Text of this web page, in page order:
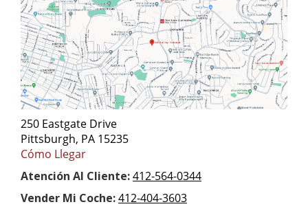
250 Eastgate Drive
Pittsburgh, PA 15235
Cómo Llegar
Atención Al Cliente:412-564-0344
Vender Mi Coche:412-404-3603